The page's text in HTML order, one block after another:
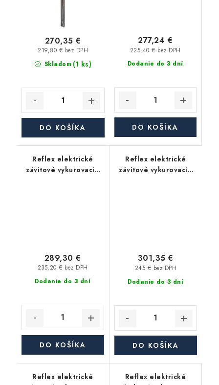
Skladom (1 ks)
219,80 € bez DPH
270,35 €
DO KOŠÍKA
Dodanie do 3 dní
225,40 € bez DPH
277,24 €
DO KOŠÍKA
Reflex elektrické
závitové vykurovacie
Dodanie do 3 dní
235,20 € bez DPH
289,30 €
DO KOŠÍKA
Reflex elektrické
závitové vykurovacie
Dodanie do 3 dní
245 € bez DPH
301,35 €
DO KOŠÍKA
Reflex elektrické
Reflex elektrické